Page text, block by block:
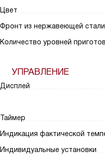
Цвет
Фронт из нержавеющей
Количество уровней
УПРАВЛЕНИЕ
Дисплей
Таймер
Индикация фактической
Индивидуальные установки